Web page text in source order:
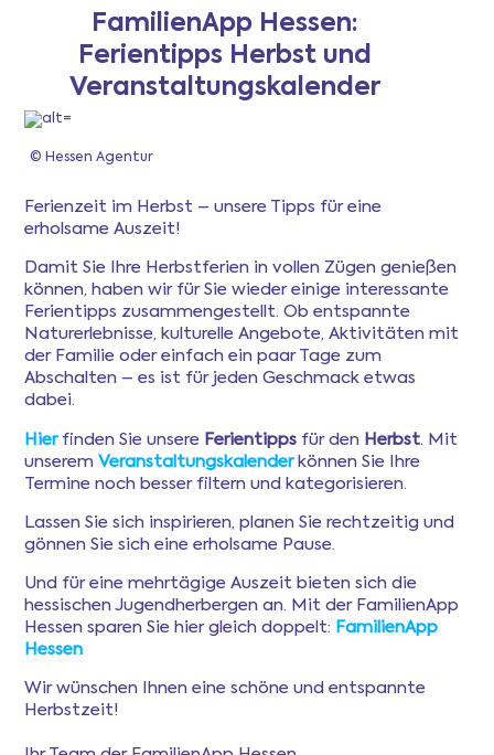
Newsletter
Mitgliederbereich
Ferientipps
FAQ
FamilienApp Hessen:
Ferientipps Herbst und
Veranstaltungskalender
© Hessen Agentur
Ferienzeit im Herbst – unsere Tipps für eine
erholsame Auszeit!
Damit Sie Ihre Herbstferien in vollen Zügen genießen
können, haben wir für Sie wieder einige interessante
Ferientipps zusammengestellt. Ob entspannte
Naturerlebnisse, kulturelle Angebote, Aktivitäten mit
der Familie oder einfach ein paar Tage zum
Abschalten – es ist für jeden Geschmack etwas
dabei.
Hierfinden Sie unsere Ferientipps für den Herbst. Mit
unseremVeranstaltungskalender können Sie Ihre
Termine noch besser filtern und kategorisieren.
Lassen Sie sich inspirieren, planen Sie rechtzeitig und
gönnen Sie sich eine erholsame Pause.
Und für eine mehrtägige Auszeit bieten sich die
hessischen Jugendherbergen an. Mit der FamilienApp
Hessen sparen Sie hier gleich doppelt: FamilienApp
Hessen
Wir wünschen Ihnen eine schöne und entspannte
Herbstzeit!